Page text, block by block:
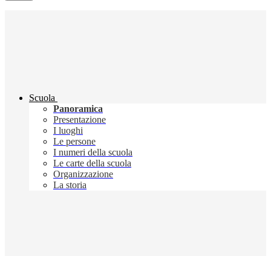
Scuola
Panoramica
Presentazione
I luoghi
Le persone
I numeri della scuola
Le carte della scuola
Organizzazione
La storia